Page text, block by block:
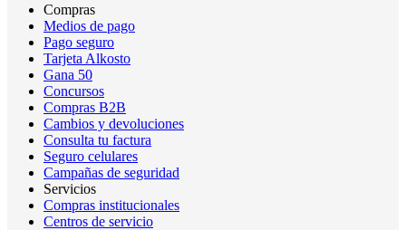
Compras
Medios de pago
Pago seguro
Tarjeta Alkosto
Gana 50
Concursos
Compras B2B
Cambios y devoluciones
Consulta tu factura
Seguro celulares
Campañas de seguridad
Servicios
Compras institucionales
Centros de servicio